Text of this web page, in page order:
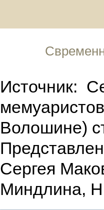
Источник:
Волошине)
Сергея
Миндлина,